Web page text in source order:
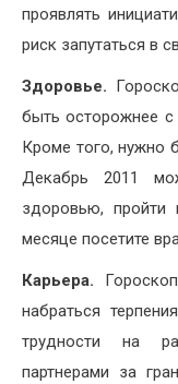
проявлять
риск запутаться в
Здоровье.
быть осторожнее
Кроме того, нужно
Декабрь 2011
здоровью, пройти
месяце посетите
Карьера.
набраться
трудности на
партнерами за